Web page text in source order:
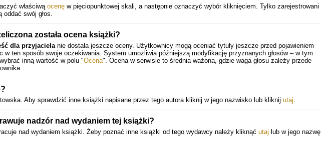
właściwąocenę w pięciopunktowej skali, a następnie oznaczyć wybór kliknięciem. Tylko zarejestrowani
swój głos.
została ocena książki?
dla przyjacielanie dostała jeszcze oceny. Użytkownicy mogą oceniać tytuły jeszcze przed pojawieniem
w ten sposób swoje oczekiwania. System umożliwia późniejszą modyfikację przyznanych głosów – w tym
inną wartość w polu "Ocena". Ocena w serwisie to średnia ważona, gdzie waga głosu zależy przede
Aby sprawdzić inne książki napisane przez tego autora kliknij w jego nazwisko lub kliknij utaj.
nadzór nad wydaniem tej książki?
nad wydaniem książki. Żeby poznać inne książki od tego wydawcy należy kliknąć utaj lub w jego nazwę